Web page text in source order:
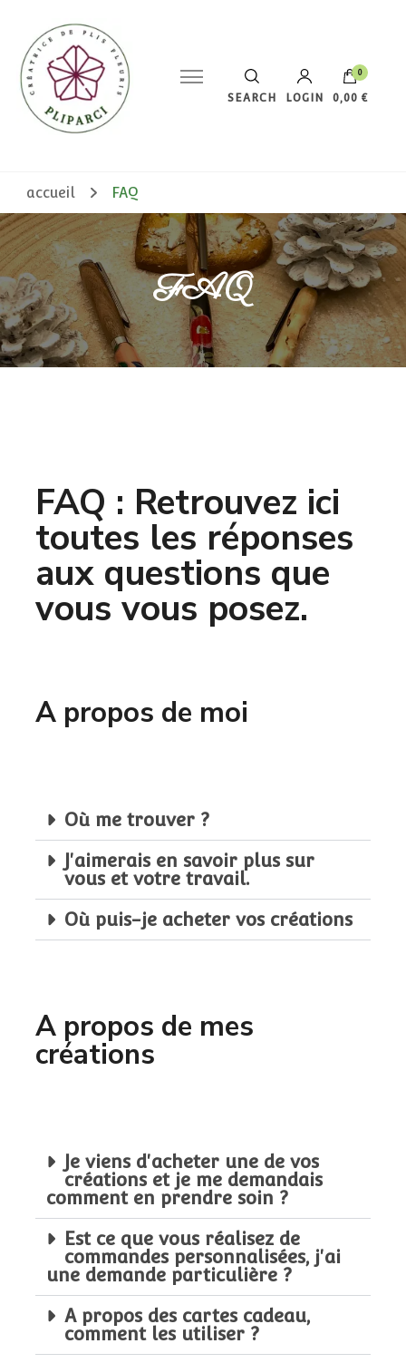
SEARCH LOGIN
0
0,00 €
accueil FAQ
FAQ
FAQ : Retrouvez ici
toutes les réponses
aux questions que
vous vous posez.
A propos de moi
Où me trouver ?
J'aimerais en savoir plus sur
vous et votre travail.
Où puis-je acheter vos créations
A propos de mes
créations
Je viens d'acheter une de vos
créations et je me demandais
comment en prendre soin ?
Est ce que vous réalisez de
commandes personnalisées, j'ai
une demande particulière ?
A propos des cartes cadeau,
comment les utiliser ?